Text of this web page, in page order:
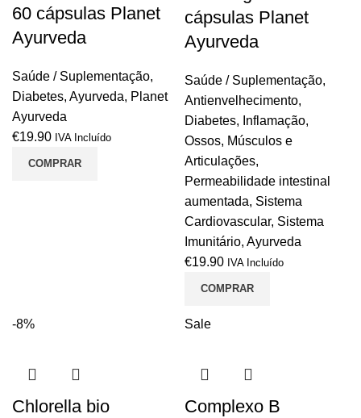
60 cápsulas Planet
Ayurveda
Saúde / Suplementação,
Diabetes, Ayurveda, Planet
Ayurveda
€19.90 IVA Incluído
COMPRAR
cápsulas Planet
Ayurveda
Saúde / Suplementação,
Antienvelhecimento,
Diabetes, Inflamação,
Ossos, Músculos e
Articulações,
Permeabilidade intestinal
aumentada, Sistema
Cardiovascular, Sistema
Imunitário, Ayurveda
€19.90 IVA Incluído
COMPRAR
-8%
Chlorella bio
Sale
Complexo B